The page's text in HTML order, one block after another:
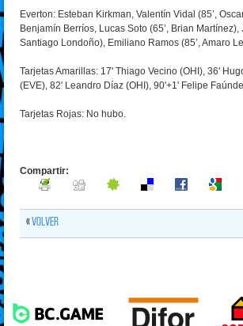
Everton: Esteban Kirkman, Valentín Vidal (85’,
Benjamín Berríos, Lucas Soto (65’, Brian
Santiago Londoño), Emiliano Ramos (85’, Amaro
Tarjetas Amarillas: 17' Thiago Vecino (OHI), 36'
(EVE), 82' Leandro Díaz (OHI), 90'+1' Felipe
Tarjetas Rojas: No hubo.
Compartir:
«Volver